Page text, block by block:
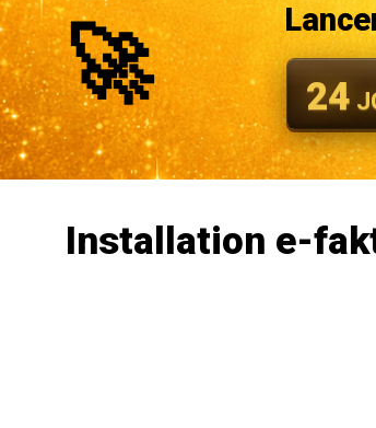
🚀 24
Installation e-